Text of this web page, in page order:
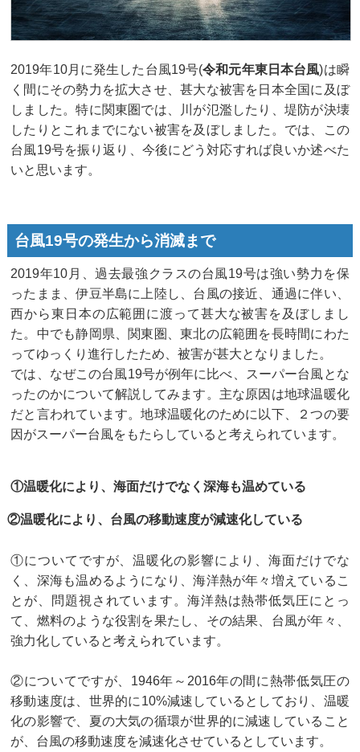
2019年10月に発生した台風19号(令和元年東日本台風)は瞬
く間にその勢力を拡大させ、甚大な被害を日本全国に及ぼ
しました。特に関東圏では、川が氾濫したり、堤防が決壊
したりとこれまでにない被害を及ぼしました。では、この
台風19号を振り返り、今後にどう対応すれば良いか述べた
いと思います。
台風19号の発生から消滅まで
2019年10月、過去最強クラスの台風19号は強い勢力を保
ったまま、伊豆半島に上陸し、台風の接近、通過に伴い、
西から東日本の広範囲に渡って甚大な被害を及ぼしまし
た。中でも静岡県、関東圏、東北の広範囲を長時間にわた
ってゆっくり進行したため、被害が甚大となりました。
では、なぜこの台風19号が例年に比べ、スーパー台風とな
ったのかについて解説してみます。主な原因は地球温暖化
だと言われています。地球温暖化のために以下、２つの要
因がスーパー台風をもたらしていると考えられています。
①温暖化により、海面だけでなく深海も温めている
②温暖化により、台風の移動速度が減速化している
①についてですが、温暖化の影響により、海面だけでな
く、深海も温めるようになり、海洋熱が年々増えているこ
とが、問題視されています。海洋熱は熱帯低気圧にとっ
て、燃料のような役割を果たし、その結果、台風が年々、
強力化していると考えられています。
②についてですが、1946年～2016年の間に熱帯低気圧の
移動速度は、世界的に10%減速しているとしており、温暖
化の影響で、夏の大気の循環が世界的に減速していること
が、台風の移動速度を減速化させているとしています。